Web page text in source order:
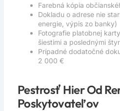
Farebná kópia
Dokladu o adrese nie
energie, výpis zo banky)
Fotografie platobnej
šiestimi a poslednými
Prípadné dodatočné
2 000 €
Pestrosť Hier Od
Poskytovateľov